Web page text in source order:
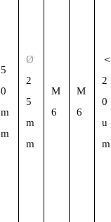
5
0
m
m
Ø
2
5
m
m
M
6
M
6
＜
2
0
u
m